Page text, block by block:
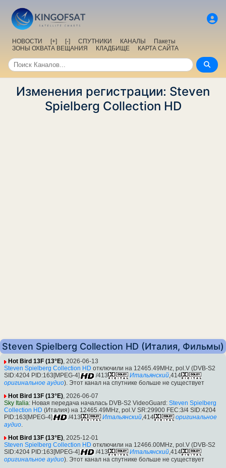
НОВОСТИ [+] [-] СПУТНИКИ КАНАЛЫ
Пакеты
ЗОНЫ ОХВАТА ВЕЩАНИЯ
КЛАДБИЩЕ КАРТА САЙТА
Изменения регистрации: Steven
Spielberg Collection HD
Steven Spielberg Collection HD (Италия, Фильмы)
Hot Bird 13F (13°E), 2026-06-13
Steven Spielberg Collection HD отключили на 12465.49MHz, pol.V (DVB-S2
SID:4204 PID:163[MPEG-4]
/413 Итальянский,414
оригинальное аудио). Этот канал на спутнике больше не существует
Hot Bird 13F (13°E), 2026-06-07
Sky Italia: Новая передача началась DVB-S2 VideoGuard: Steven Spielberg
Collection HD (Италия) на 12465.49MHz, pol.V SR:29900 FEC:3/4 SID:4204
PID:163[MPEG-4]
/413 Итальянский,414
оригинальное
аудио.
Hot Bird 13F (13°E), 2025-12-01
Steven Spielberg Collection HD отключили на 12466.00MHz, pol.V (DVB-S2
SID:4204 PID:163[MPEG-4]
/413 Итальянский,414
оригинальное аудио). Этот канал на спутнике больше не существует